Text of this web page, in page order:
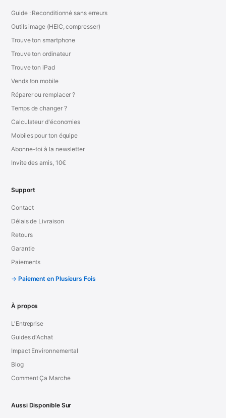
Guide : Reconditionné sans erreurs
Outils image (HEIC, compresser)
Trouve ton smartphone
Trouve ton ordinateur
Trouve ton iPad
Vends ton mobile
Réparer ou remplacer ?
Temps de changer ?
Calculateur d'économies
Mobiles pour ton équipe
Abonne-toi à la newsletter
Invite des amis, 10€
Support
Contact
Délais de Livraison
Retours
Garantie
Paiements
Paiement en Plusieurs Fois
À propos
L'Entreprise
Guides d'Achat
Impact Environnemental
Blog
Comment Ça Marche
Aussi Disponible Sur